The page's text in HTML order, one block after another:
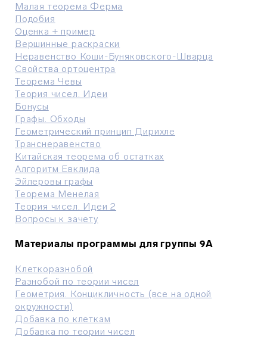
Малая теорема Ферма
Подобия
Оценка + пример
Вершинные раскраски
Неравенство Коши-Буняковского-Шварца
Свойства ортоцентра
Теорема Чевы
Теория чисел. Идеи
Бонусы
Графы. Обходы
Геометрический принцип Дирихле
Транснеравенство
Китайская теорема об остатках
Алгоритм Евклида
Эйлеровы графы
Теорема Менелая
Теория чисел. Идеи 2
Вопросы к зачету
Материалы программы для группы 9А
Клеткоразнобой
Разнобой по теории чисел
Геометрия. Концикличность (все на одной
окружности)
Добавка по клеткам
Добавка по теории чисел